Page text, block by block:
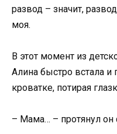
развод – значит,
моя.
В этот момент из
Алина быстро встала
кроватке, потирая
– Мама… – протянул он